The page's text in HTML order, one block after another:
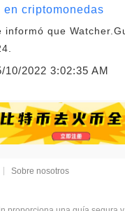
criptomonedas
informó que
10/2022 3:02:35 AM
Sobre nosotros